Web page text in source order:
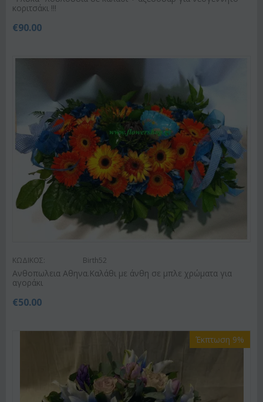
κοριτσάκι !!!
€90.00
ΚΩΔΙΚΟΣ: Birth52
Ανθοπωλεια Αθηνα.Καλάθι με άνθη σε μπλε χρώματα για
αγοράκι
€50.00
Έκπτωση 9%